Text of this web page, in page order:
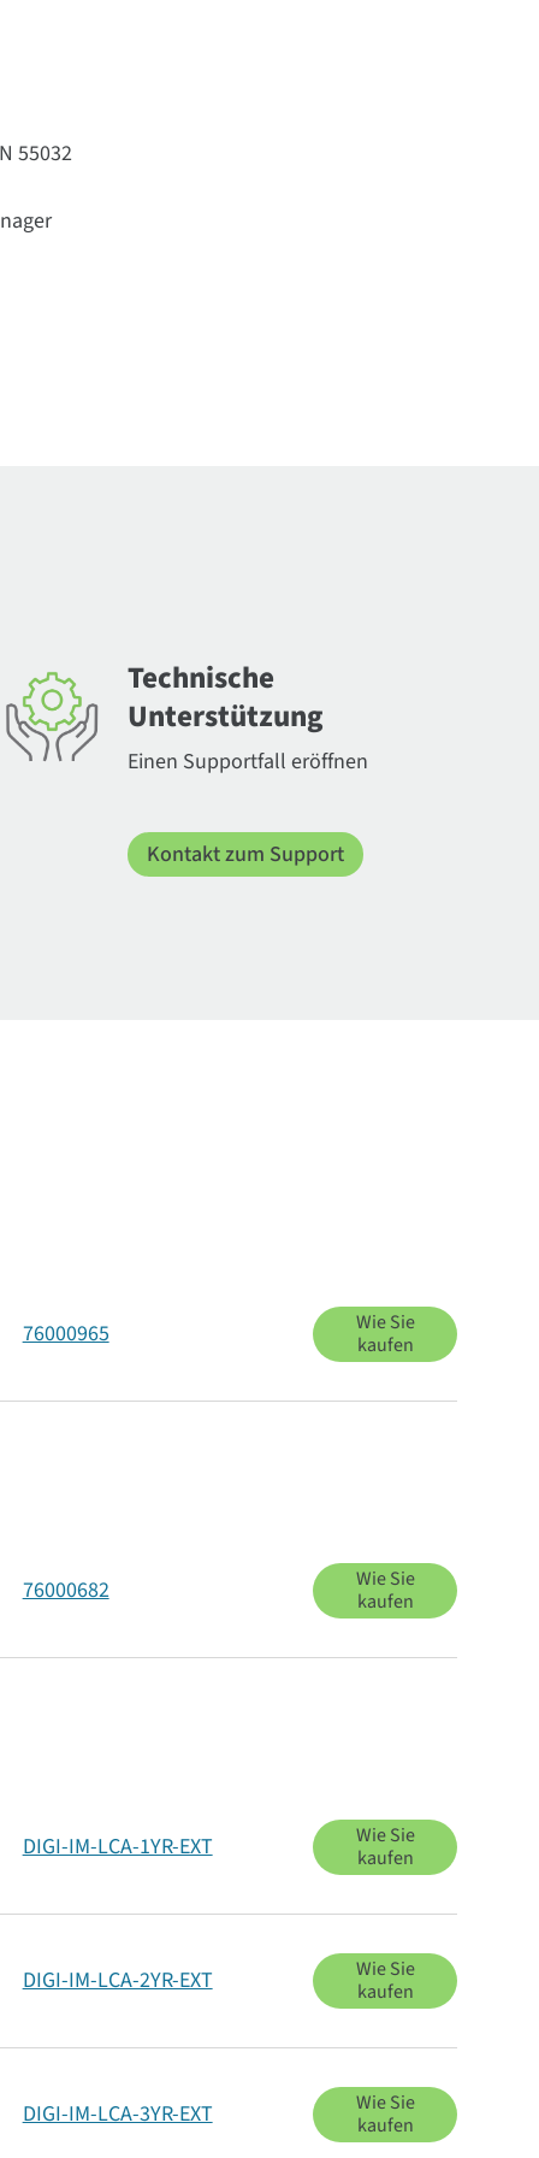
55032
Technische
Unterstützung
Einen Supportfall eröffnen
Kontakt zum Support
76000965
Wie Sie
kaufen
76000682
Wie Sie
kaufen
DIGI-IM-LCA-1YR-EXT
Wie Sie
kaufen
DIGI-IM-LCA-2YR-EXT
Wie Sie
kaufen
DIGI-IM-LCA-3YR-EXT
Wie Sie
kaufen